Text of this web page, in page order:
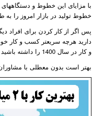
با مزایای این خطوط و
خطوط تولید در بازار امروز را
پس اگر از کار کردن برای افراد
دارید هرچه سریعتر کسب و کار
و کار در سال 1400 را داشته باشید
بهتر است بدون معطلی با